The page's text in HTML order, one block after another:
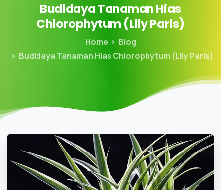
BudidayaTanamanHias
Chlorophytum (LilyParis)
Home
Blog
Budidaya Tanaman Hias Chlorophytum (Lily Paris)